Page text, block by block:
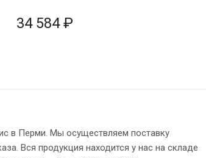
34 584 ₽
в Перми. Мы осуществляем поставку
Вся продукция находится у нас на складе